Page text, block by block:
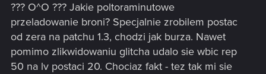
??? O^O ??? Jakie poltoraminutowe
przeladowanie broni? Specjalnie zrobilem postac
od zera na patchu 1.3, chodzi jak burza. Nawet
pomimo zlikwidowaniu glitcha udalo sie wbic rep
50 na lv postaci 20. Chociaz fakt - tez tak mi sie